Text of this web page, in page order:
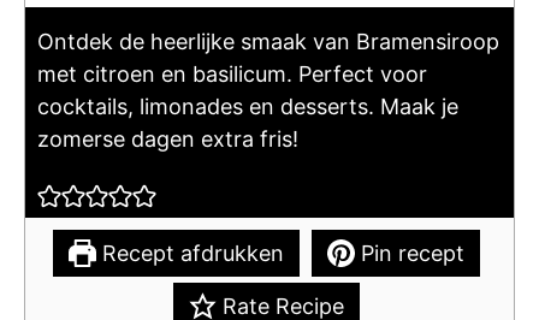
Ontdek de heerlijke smaak van Bramensiroop
met citroen en basilicum. Perfect voor
cocktails, limonades en desserts. Maak je
zomerse dagen extra fris!
Recept afdrukken Pin recept
Rate Recipe